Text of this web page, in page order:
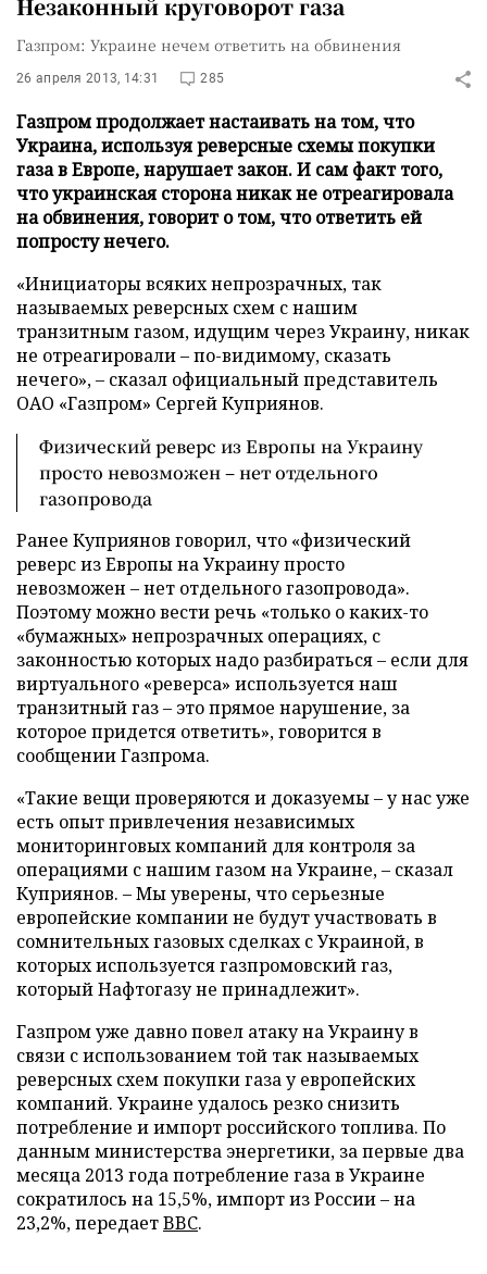
Незаконный круговорот газа
Газпром: Украине нечем ответить на обвинения
26 апреля 2013, 14:31 285
Газпром продолжает настаивать на том, что
Украина, используя реверсные схемы покупки
газа в Европе, нарушает закон. И сам факт того,
что украинская сторона никак не отреагировала
на обвинения, говорит о том, что ответить ей
попросту нечего.
«Инициаторы всяких непрозрачных, так
называемых реверсных схем с нашим
транзитным газом, идущим через Украину, никак
не отреагировали – по-видимому, сказать
нечего», – сказал официальный представитель
ОАО «Газпром» Сергей Куприянов.
Физический реверс из Европы на Украину
просто невозможен – нет отдельного
газопровода
Ранее Куприянов говорил, что «физический
реверс из Европы на Украину просто
невозможен – нет отдельного газопровода».
Поэтому можно вести речь «только о каких-то
«бумажных» непрозрачных операциях, с
законностью которых надо разбираться – если для
виртуального «реверса» используется наш
транзитный газ – это прямое нарушение, за
которое придется ответить», говорится в
сообщении Газпрома.
«Такие вещи проверяются и доказуемы – у нас уже
есть опыт привлечения независимых
мониторинговых компаний для контроля за
операциями с нашим газом на Украине, – сказал
Куприянов. – Мы уверены, что серьезные
европейские компании не будут участвовать в
сомнительных газовых сделках с Украиной, в
которых используется газпромовский газ,
который Нафтогазу не принадлежит».
Газпром уже давно повел атаку на Украину в
связи с использованием той так называемых
реверсных схем покупки газа у европейских
компаний. Украине удалось резко снизить
потребление и импорт российского топлива. По
данным министерства энергетики, за первые два
месяца 2013 года потребление газа в Украине
сократилось на 15,5%, импорт из России – на
23,2%, передаетBBC.